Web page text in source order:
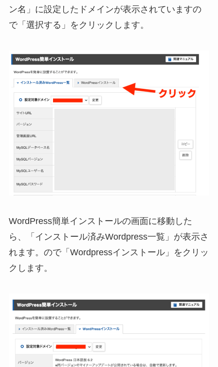
ン名」に設定したドメインが表示されていますの
で「選択する」をクリックします。
WordPress簡単インストールの画面に移動した
ら、「インストール済みWordpress一覧」が表示さ
れます。ので「Wordpressインストール」をクリッ
クします。